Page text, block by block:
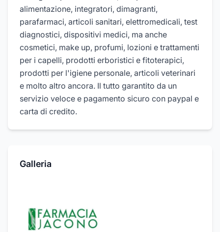
alimentazione, integratori, dimagranti,
parafarmaci, articoli sanitari, elettromedicali, test
diagnostici, dispositivi medici, ma anche
cosmetici, make up, profumi, lozioni e trattamenti
per i capelli, prodotti erboristici e fitoterapici,
prodotti per l'igiene personale, articoli veterinari
e molto altro ancora. Il tutto garantito da un
servizio veloce e pagamento sicuro con paypal e
carta di credito.
Galleria